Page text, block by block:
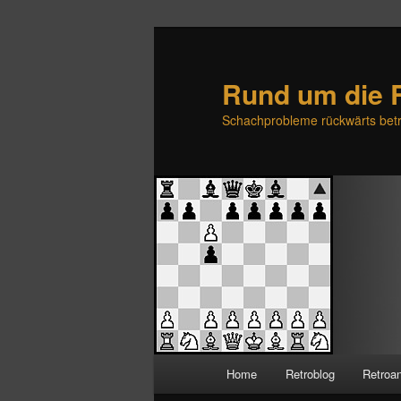
Rund um die
Schachprobleme rückwärts
Zum
Zum
Home Retroblog